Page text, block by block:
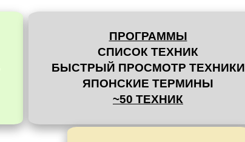
ПРОГРАММЫ
СПИСОК ТЕХНИК
БЫСТРЫЙ ПРОСМОТР ТЕХНИКИ
ЯПОНСКИЕ ТЕРМИНЫ
~50 ТЕХНИК